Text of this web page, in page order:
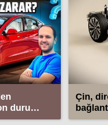
durum
Çin,